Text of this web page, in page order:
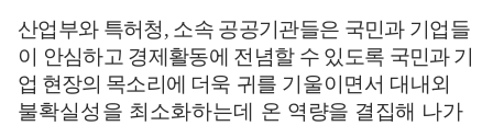
산업부와 특허청, 소속 공공기관들은 국민과 기업들
이 안심하고 경제활동에 전념할 수 있도록 국민과 기
업 현장의 목소리에 더욱 귀를 기울이면서 대내외
불확실성을 최소화하는데 온 역량을 결집해 나가